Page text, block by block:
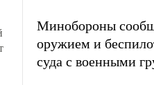
Минобороны
оружием и
суда с военными